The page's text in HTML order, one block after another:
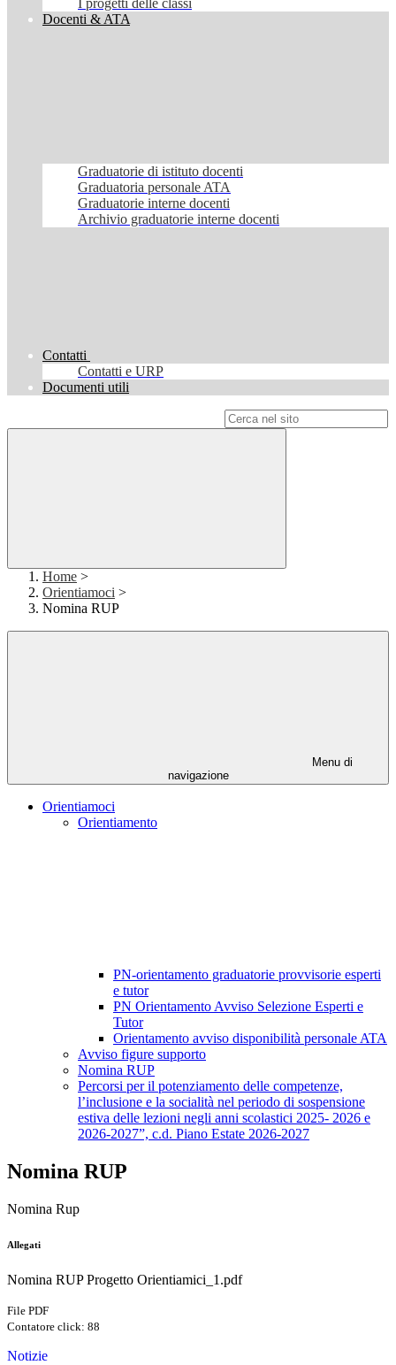
I progetti delle classi
Docenti & ATA
Graduatorie di istituto docenti
Graduatoria personale ATA
Graduatorie interne docenti
Archivio graduatorie interne docenti
Contatti
Contatti e URP
Documenti utili
Home >
Orientiamoci >
Nomina RUP
Menu di
navigazione
Orientiamoci
Orientiamento
PN-orientamento graduatorie provvisorie esperti
e tutor
PN Orientamento Avviso Selezione Esperti e
Tutor
Orientamento avviso disponibilità personale ATA
Avviso figure supporto
Nomina RUP
Percorsi per il potenziamento delle competenze,
l’inclusione e la socialità nel periodo di sospensione
estiva delle lezioni negli anni scolastici 2025- 2026 e
2026-2027”, c.d. Piano Estate 2026-2027
Nomina RUP
Nomina Rup
Allegati
Nomina RUP Progetto Orientiamici_1.pdf
File PDF
Contatore click: 88
Notizie